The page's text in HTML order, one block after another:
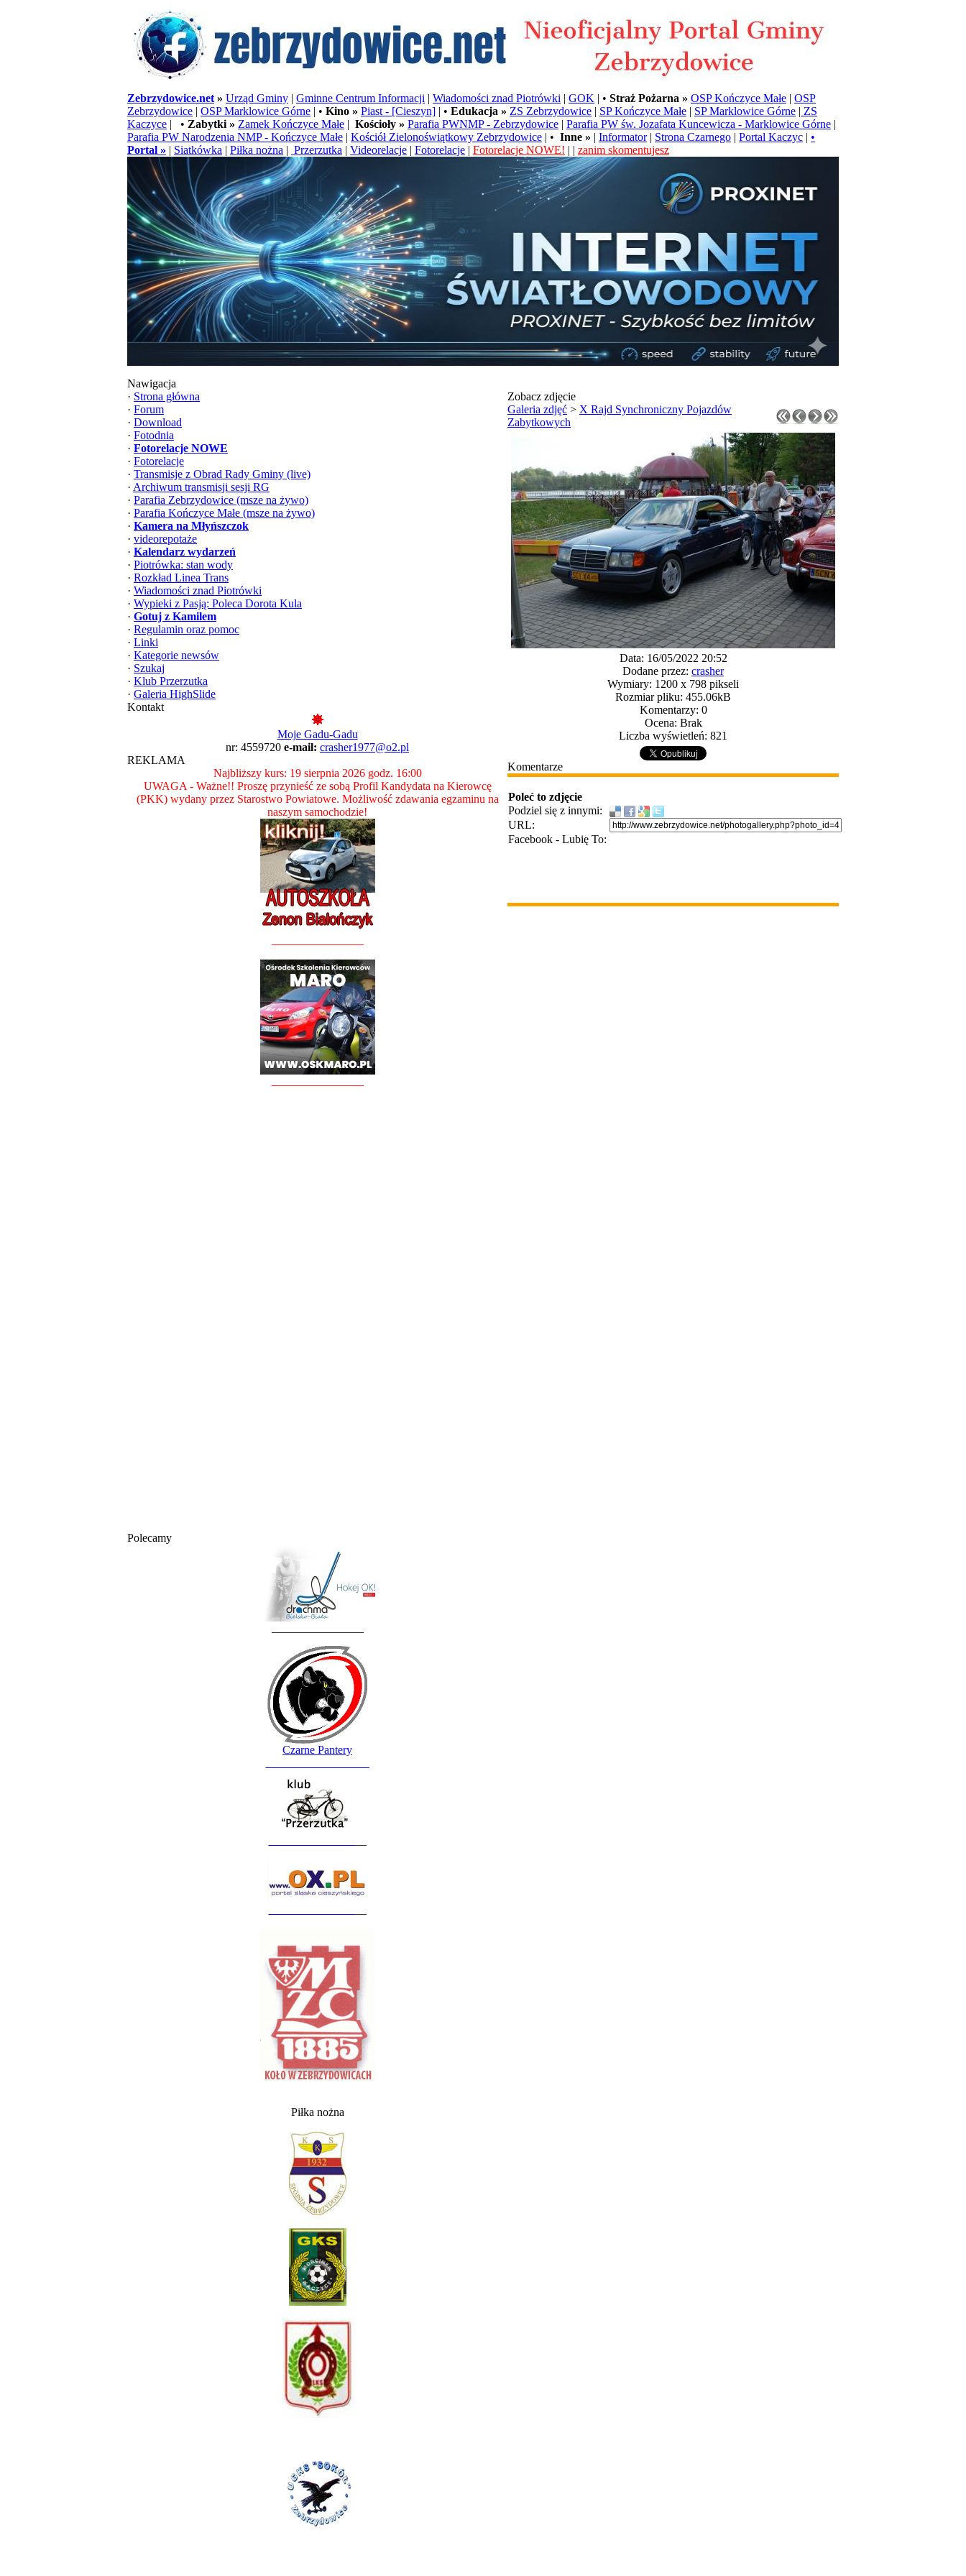
Zebrzydowice.net » Urząd Gminy | Gminne Centrum Informacji | Wiadomości znad Piotrówki | GOK | • Straż Pożarna » OSP Kończyce Małe | OSP
Zebrzydowice | OSP Marklowice Górne | • Kino » Piast - [Cieszyn] | • Edukacja » ZS Zebrzydowice | SP Kończyce Małe | SP Marklowice Górne | ZS
Kaczyce | • Zabytki » Zamek Kończyce Małe | Kościoły » Parafia PWNMP - Zebrzydowice | Parafia PW św. Jozafata Kuncewicza - Marklowice Górne |
Parafia PW Narodzenia NMP - Kończyce Małe | Kościół Zielonoświątkowy Zebrzydowice | • Inne » | Informator| Strona Czarnego | Portal Kaczyc | •
Portal » | Siatkówka | Piłka nożna | Przerzutka | Videorelacje | Fotorelacje | Fotorelacje NOWE! | | zanim skomentujesz
Nawigacja
· Strona główna
· Forum
· Download
· Fotodnia
· Fotorelacje NOWE
· Fotorelacje
· Transmisje z Obrad Rady Gminy (live)
· Archiwum transmisji sesji RG
· Parafia Zebrzydowice (msze na żywo)
· Parafia Kończyce Małe (msze na żywo)
· Kamera na Młyńszczok
· videorepotaże
· Kalendarz wydarzeń
· Piotrówka: stan wody
· Rozkład Linea Trans
· Wiadomości znad Piotrówki
· Wypieki z Pasją: Poleca Dorota Kula
· Gotuj z Kamilem
· Regulamin oraz pomoc
· Linki
· Kategorie newsów
· Szukaj
· Klub Przerzutka
· Galeria HighSlide
Kontakt
Moje Gadu-Gadu
nr: 4559720 e-mail: crasher1977@o2.pl
REKLAMA
Najbliższy kurs: 19 sierpnia 2026 godz. 16:00
UWAGA - Ważne!! Proszę przynieść ze sobą Profil Kandydata na Kierowcę
(PKK) wydany przez Starostwo Powiatowe. Możliwość zdawania egzaminu na
naszym samochodzie!
Polecamy
Czarne Pantery
Piłka nożna
Zobacz zdjęcie
Galeria zdjęć > X Rajd Synchroniczny Pojazdów
Zabytkowych
Data: 16/05/2022 20:52
Dodane przez: crasher
Wymiary: 1200 x 798 pikseli
Rozmiar pliku: 455.06kB
Komentarzy: 0
Ocena: Brak
Liczba wyświetleń: 821
Komentarze
Poleć to zdjęcie
Podziel się z innymi:
URL:
Facebook - Lubię To: